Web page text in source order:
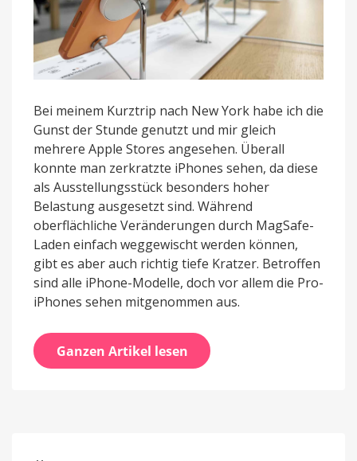
Bei meinem Kurztrip nach New York habe ich die
Gunst der Stunde genutzt und mir gleich
mehrere Apple Stores angesehen. Überall
konnte man zerkratzte iPhones sehen, da diese
als Ausstellungsstück besonders hoher
Belastung ausgesetzt sind. Während
oberflächliche Veränderungen durch MagSafe-
Laden einfach weggewischt werden können,
gibt es aber auch richtig tiefe Kratzer. Betroffen
sind alle iPhone-Modelle, doch vor allem die Pro-
iPhones sehen mitgenommen aus.
Ganzen Artikel lesen